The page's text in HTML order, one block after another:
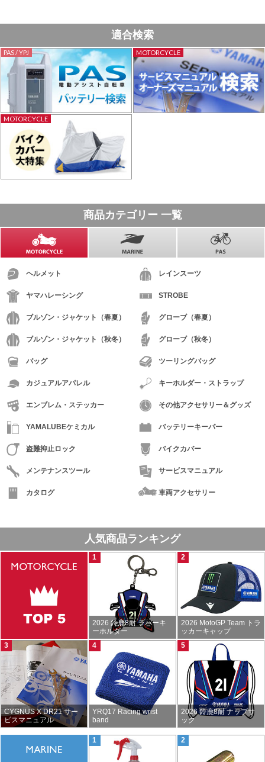
適合検索
PAS / YPJ MOTORCYCLE
MOTORCYCLE
商品カテゴリー 一覧
MOTORCYCLE
ヘルメット レインスーツ
ヤマハレーシング STROBE
ブルゾン・ジャケット（春夏） グローブ（春夏）
ブルゾン・ジャケット（秋冬） グローブ（秋冬）
バッグ ツーリングバッグ
カジュアルアパレル キーホルダー・ストラップ
エンブレム・ステッカー その他アクセサリー＆グッズ
YAMALUBEケミカル バッテリーキーパー
盗難抑止ロック バイクカバー
メンテナンスツール サービスマニュアル
カタログ 車両アクセサリー
人気商品ランキング
2026 鈴鹿8耐 ラバーキ
ーホルダー
2026 MotoGP Team トラ
ッカーキャップ
CYGNUS X DR21 サー
ビスマニュアル
YRQ17 Racing wrist
band
2026 鈴鹿8耐 ナップサ
ック